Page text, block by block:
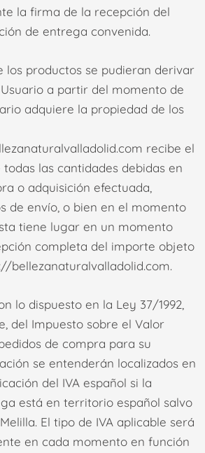
la firma de la recepción del
de entrega convenida.
los productos se pudieran derivar
a partir del momento de
adquiere la propiedad de los
recibe el
las cantidades debidas en
o adquisición efectuada,
de envío, o bien en el momento
tiene lugar en un momento
completa del importe objeto
bellezanaturalvalladolid.com.
lo dispuesto en la Ley 37/1992,
del Impuesto sobre el Valor
de compra para su
se entenderán localizados en
del IVA español si la
está en territorio español salvo
El tipo de IVA aplicable será
en cada momento en función